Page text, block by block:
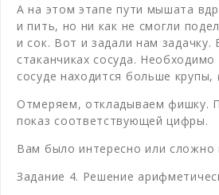
А на этом этапе пути мышата
и пить, но ни как не смогли
и сок. Вот и задали нам задачку.
стаканчиках сосуда.
сосуде находится больше крупы,
Отмеряем, откладываем фишку.
показ соответствующей цифры.
Вам было интересно или сложно
Задание 4. Решение